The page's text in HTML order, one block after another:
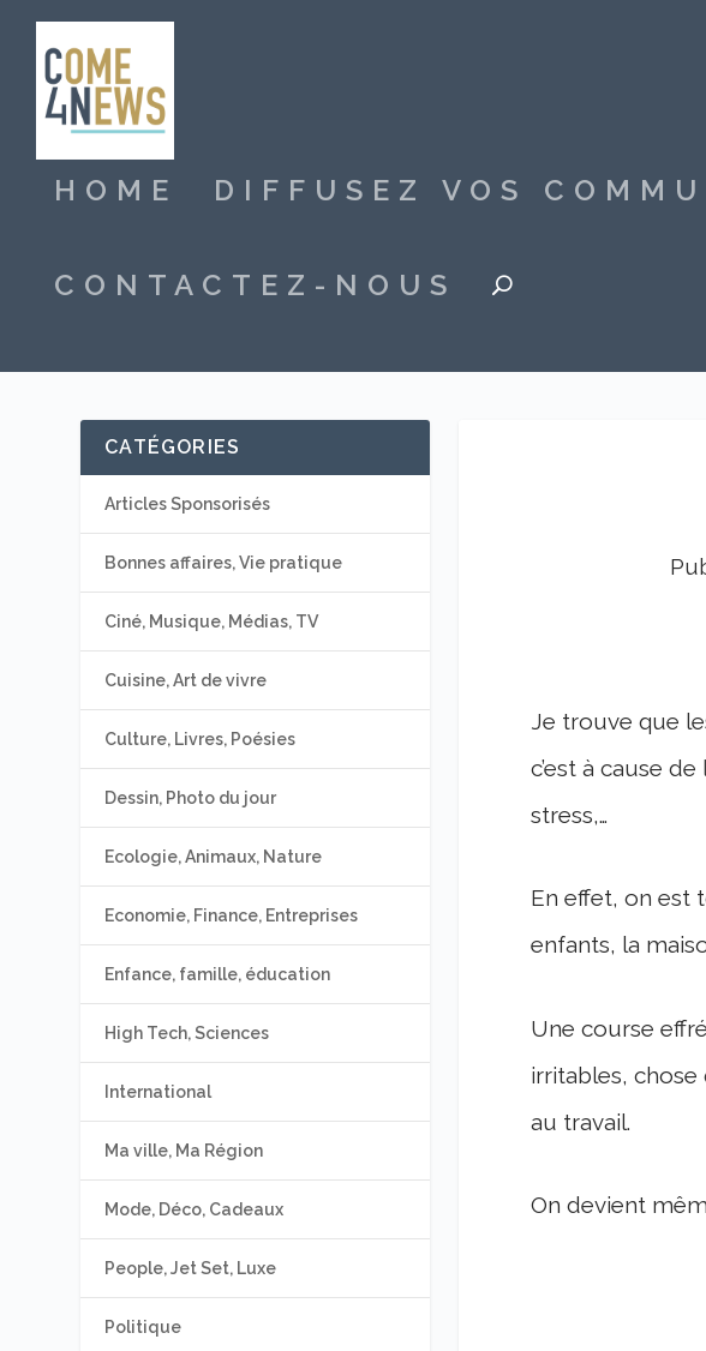
HOME DIFFUSEZ VOS
CONTACTEZ-NOUS
Je trouve que
c’est à cause
stress,…
En effet, on est
enfants, la
Une course
irritables,
au travail.
On devient
CATÉGORIES
Articles Sponsorisés
Bonnes affaires, Vie pratique
Ciné, Musique, Médias, TV
Cuisine, Art de vivre
Culture, Livres, Poésies
Dessin, Photo du jour
Ecologie, Animaux, Nature
Economie, Finance, Entreprises
Enfance, famille, éducation
High Tech, Sciences
International
Ma ville, Ma Région
Mode, Déco, Cadeaux
People, Jet Set, Luxe
Politique